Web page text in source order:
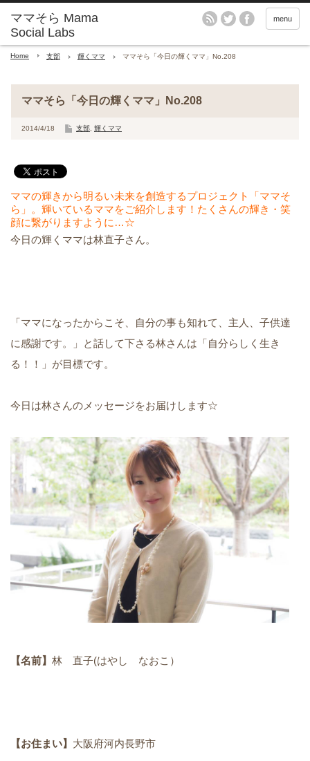
menu
Home 支部 輝くママ ママそら「今日の輝くママ」No.208
ママそら「今日の輝くママ」No.208
2014/4/18 支部 輝くママ
ママの輝きから明るい未来を創造するプロジェクト「ママそ
ら」。輝いているママをご紹介します！たくさんの輝き・笑
顔に繋がりますように…☆
今日の輝くママは林直子さん。
「ママになったからこそ、自分の事も知れて、主人、子供達
に感謝です。」と話して下さる林さんは「自分らしく生き
る！！」が目標です。
今日は林さんのメッセージをお届けします☆
【名前】 林 直子(はやし なおこ）
【お住まい】 大阪府河内長野市